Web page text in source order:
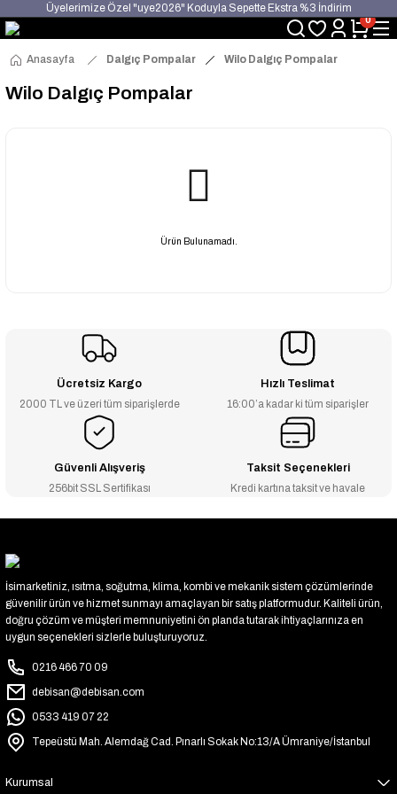
Üyelerimize Özel "uye2026" Koduyla Sepette Ekstra %3 İndirim
0
Anasayfa Dalgıç Pompalar Wilo Dalgıç Pompalar
Wilo Dalgıç Pompalar
Ürün Bulunamadı.
Ücretsiz Kargo
2000 TL ve üzeri tüm siparişlerde
Hızlı Teslimat
16:00’a kadar ki tüm siparişler
Güvenli Alışveriş
256bit SSL Sertifikası
Taksit Seçenekleri
Kredi kartına taksit ve havale
İsimarketiniz, ısıtma, soğutma, klima, kombi ve mekanik sistem çözümlerinde
güvenilir ürün ve hizmet sunmayı amaçlayan bir satış platformudur. Kaliteli ürün,
doğru çözüm ve müşteri memnuniyetini ön planda tutarak ihtiyaçlarınıza en
uygun seçenekleri sizlerle buluşturuyoruz.
0216 466 70 09
debisan@debisan.com
0533 419 07 22
Tepeüstü Mah. Alemdağ Cad. Pınarlı Sokak No:13/A Ümraniye/İstanbul
Kurumsal